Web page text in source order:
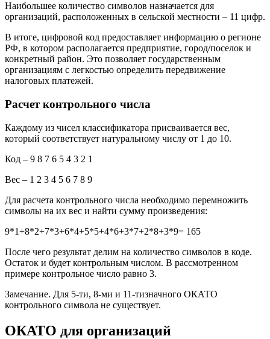
Наибольшее количество символов назначается для
организаций, расположенных в сельской местности – 11 цифр.
В итоге, цифровой код предоставляет информацию о регионе
РФ, в котором располагается предприятие, город/поселок и
конкретный район. Это позволяет государственным
организациям с легкостью определить передвижение
налоговых платежей.
Расчет контрольного числа
Каждому из чисел классификатора присваивается вес,
который соответствует натуральному числу от 1 до 10.
Код – 9 8 7 6 5 4 3 2 1
Вес – 1 2 3 4 5 6 7 8 9
Для расчета контрольного числа необходимо перемножить
символы на их вес и найти сумму произведения:
9*1+8*2+7*3+6*4+5*5+4*6+3*7+2*8+3*9= 165
После чего результат делим на количество символов в коде.
Остаток и будет контрольным числом. В рассмотренном
примере контрольное число равно 3.
Замечание. Для 5-ти, 8-ми и 11-тизначного ОКАТО
контрольного символа не существует.
ОКАТО для организаций